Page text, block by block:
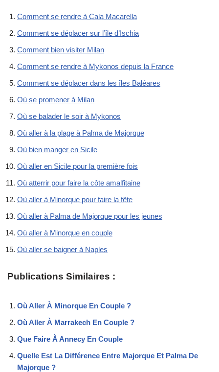
Comment se rendre à Cala Macarella
Comment se déplacer sur l’île d’Ischia
Comment bien visiter Milan
Comment se rendre à Mykonos depuis la France
Comment se déplacer dans les îles Baléares
Où se promener à Milan
Où se balader le soir à Mykonos
Où aller à la plage à Palma de Majorque
Où bien manger en Sicile
Où aller en Sicile pour la première fois
Où atterrir pour faire la côte amalfitaine
Où aller à Minorque pour faire la fête
Où aller à Palma de Majorque pour les jeunes
Où aller à Minorque en couple
Où aller se baigner à Naples
Publications Similaires :
Où Aller À Minorque En Couple ?
Où Aller À Marrakech En Couple ?
Que Faire À Annecy En Couple
Quelle Est La Différence Entre Majorque Et Palma De
Majorque ?